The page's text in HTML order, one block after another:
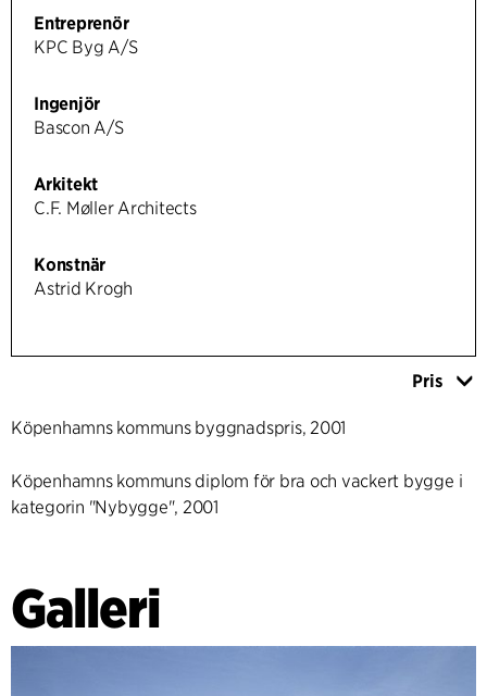
Entreprenör
KPC Byg A/S
Ingenjör
Bascon A/S
Arkitekt
C.F. Møller Architects
Konstnär
Astrid Krogh
Pris
Köpenhamns kommuns byggnadspris, 2001
Köpenhamns kommuns diplom för bra och vackert bygge i
kategorin "Nybygge", 2001
Galleri